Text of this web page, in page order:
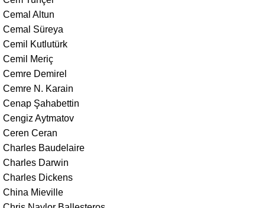
Cemal Altun
Cemal Süreya
Cemil Kutlutürk
Cemil Meriç
Cemre Demirel
Cemre N. Karain
Cenap Şahabettin
Cengiz Aytmatov
Ceren Ceran
Charles Baudelaire
Charles Darwin
Charles Dickens
China Mieville